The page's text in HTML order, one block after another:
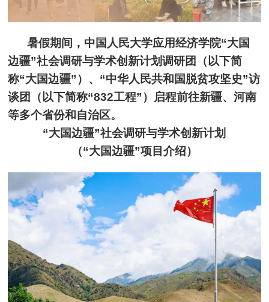
暑假期间，中国人民大学应用经济学院“大国
边疆”社会调研与学术创新计划调研团（以下简
称“大国边疆”）、“中华人民共和国脱贫攻坚史”访
谈团（以下简称“832工程”）启程前往新疆、河南
等多个省份和自治区。
“大国边疆”社会调研与学术创新计划
（“大国边疆”项目介绍）